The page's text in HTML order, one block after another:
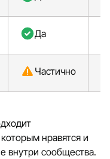
Да
Частично
нравятся и
внутри сообщества.